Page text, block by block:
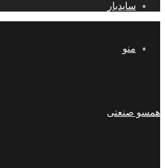
سایدبار
منو
همسو صنعتی